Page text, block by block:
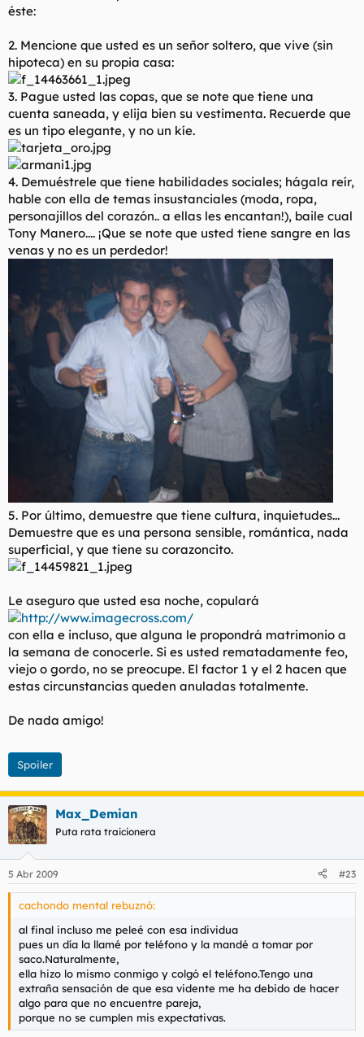
éste:
2. Mencione que usted es un señor soltero, que vive (sin
hipoteca) en su propia casa:
3. Pague usted las copas, que se note que tiene una
cuenta saneada, y elija bien su vestimenta. Recuerde que
es un tipo elegante, y no un kíe.
4. Demuéstrele que tiene habilidades sociales; hágala reír,
hable con ella de temas insustanciales (moda, ropa,
personajillos del corazón.. a ellas les encantan!), baile cual
Tony Manero.... ¡Que se note que usted tiene sangre en las
venas y no es un perdedor!
5. Por último, demuestre que tiene cultura, inquietudes...
Demuestre que es una persona sensible, romántica, nada
superficial, y que tiene su corazoncito.
Le aseguro que usted esa noche, copulará
http://www.imagecross.com/
con ella e incluso, que alguna le propondrá matrimonio a
la semana de conocerle. Si es usted rematadamente feo,
viejo o gordo, no se preocupe. El factor 1 y el 2 hacen que
estas circunstancias queden anuladas totalmente.
De nada amigo!
Spoiler
Max_Demian
Puta rata traicionera
5 Abr 2009 #23
cachondo mental rebuznó:
al final incluso me peleé con esa individua
pues un día la llamé por teléfono y la mandé a tomar por
saco.Naturalmente,
ella hizo lo mismo conmigo y colgó el teléfono.Tengo una
extraña sensación de que esa vidente me ha debido de hacer
algo para que no encuentre pareja,
porque no se cumplen mis expectativas.